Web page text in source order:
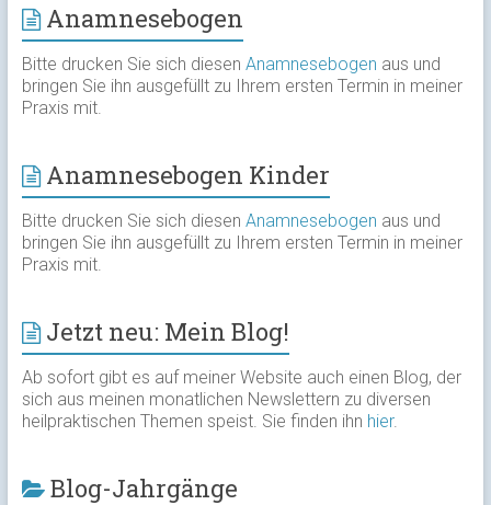
Anamnesebogen
Bitte drucken Sie sich diesen Anamnesebogen aus und
bringen Sie ihn ausgefüllt zu Ihrem ersten Termin in meiner
Praxis mit.
Anamnesebogen Kinder
Bitte drucken Sie sich diesen Anamnesebogen aus und
bringen Sie ihn ausgefüllt zu Ihrem ersten Termin in meiner
Praxis mit.
Jetzt neu: Mein Blog!
Ab sofort gibt es auf meiner Website auch einen Blog, der
sich aus meinen monatlichen Newslettern zu diversen
heilpraktischen Themen speist. Sie finden ihn hier.
Blog-Jahrgänge